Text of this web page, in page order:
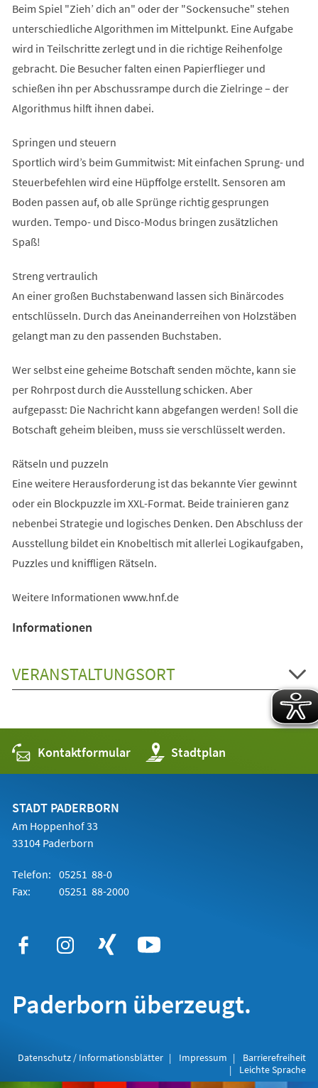
Beim Spiel "Zieh’ dich an" oder der "Sockensuche" stehen
unterschiedliche Algorithmen im Mittelpunkt. Eine Aufgabe
wird in Teilschritte zerlegt und in die richtige Reihenfolge
gebracht. Die Besucher falten einen Papierflieger und
schießen ihn per Abschussrampe durch die Zielringe – der
Algorithmus hilft ihnen dabei.
Springen und steuern
Sportlich wird’s beim Gummitwist: Mit einfachen Sprung- und
Steuerbefehlen wird eine Hüpffolge erstellt. Sensoren am
Boden passen auf, ob alle Sprünge richtig gesprungen
wurden. Tempo- und Disco-Modus bringen zusätzlichen
Spaß!
Streng vertraulich
An einer großen Buchstabenwand lassen sich Binärcodes
entschlüsseln. Durch das Aneinanderreihen von Holzstäben
gelangt man zu den passenden Buchstaben.
Wer selbst eine geheime Botschaft senden möchte, kann sie
per Rohrpost durch die Ausstellung schicken. Aber
aufgepasst: Die Nachricht kann abgefangen werden! Soll die
Botschaft geheim bleiben, muss sie verschlüsselt werden.
Rätseln und puzzeln
Eine weitere Herausforderung ist das bekannte Vier gewinnt
oder ein Blockpuzzle im XXL-Format. Beide trainieren ganz
nebenbei Strategie und logisches Denken. Den Abschluss der
Ausstellung bildet ein Knobeltisch mit allerlei Logikaufgaben,
Puzzles und kniffligen Rätseln.
Weitere Informationen www.hnf.de
Informationen
VERANSTALTUNGSORT
Kontaktformular Stadtplan
(Öffnet
in
einem
STADT PADERBORN
Am Hoppenhof 33
33104 Paderborn
Telefon: 05251 88-0
Fax:
05251 88-2000
Paderborn überzeugt.
Datenschutz / Informationsblätter Impressum
Barrierefreiheit
Leichte Sprache